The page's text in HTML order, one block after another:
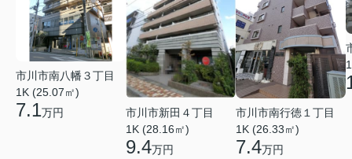
市川市南八幡３丁目
1K (25.07㎡)
7.1万円
市川市新田４丁目
1K (28.16㎡)
9.4万円
市川市南行徳１丁目
1K (26.33㎡)
7.4万円